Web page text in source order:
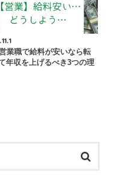
業職で給料が安いなら転
年収を上げるべき3つの理